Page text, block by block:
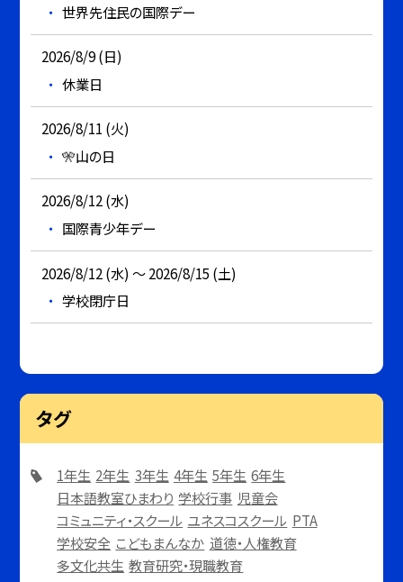
世界先住民の国際デー
2026/8/9 (日)
休業日
2026/8/11 (火)
🎌山の日
2026/8/12 (水)
国際青少年デー
2026/8/12 (水) ～ 2026/8/15 (土)
学校閉庁日
タグ
1年生 2年生 3年生 4年生 5年生 6年生
日本語教室ひまわり 学校行事 児童会
コミュニティ・スクール ユネスコスクール PTA
学校安全 こどもまんなか 道徳・人権教育
多文化共生 教育研究・現職教育